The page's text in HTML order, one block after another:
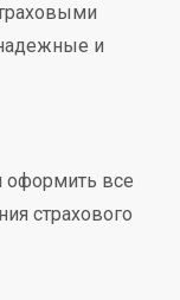
и
оформить все
страхового